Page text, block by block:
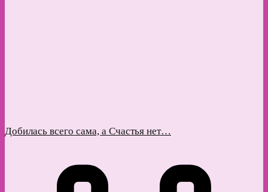
Добилась всего сама, а Счастья нет…